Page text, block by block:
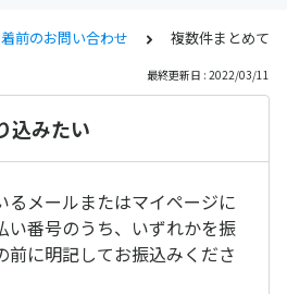
前のお問い合わせ 複数件まとめて
最終更新日 : 2022/03/11
込みたい
るメールまたはマイページに
い番号のうち、いずれかを振
前に明記してお振込みくださ